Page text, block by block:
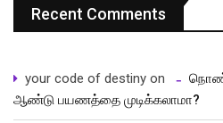
Recent Comments
your code of destiny on
ஆண்டு பயணத்தை முடிக்கலாமா?